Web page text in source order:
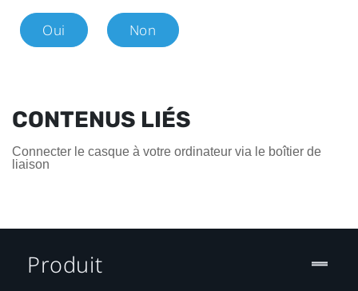
Oui Non
CONTENUS LIÉS
Connecter le casque à votre ordinateur via le boîtier de
liaison
Produit